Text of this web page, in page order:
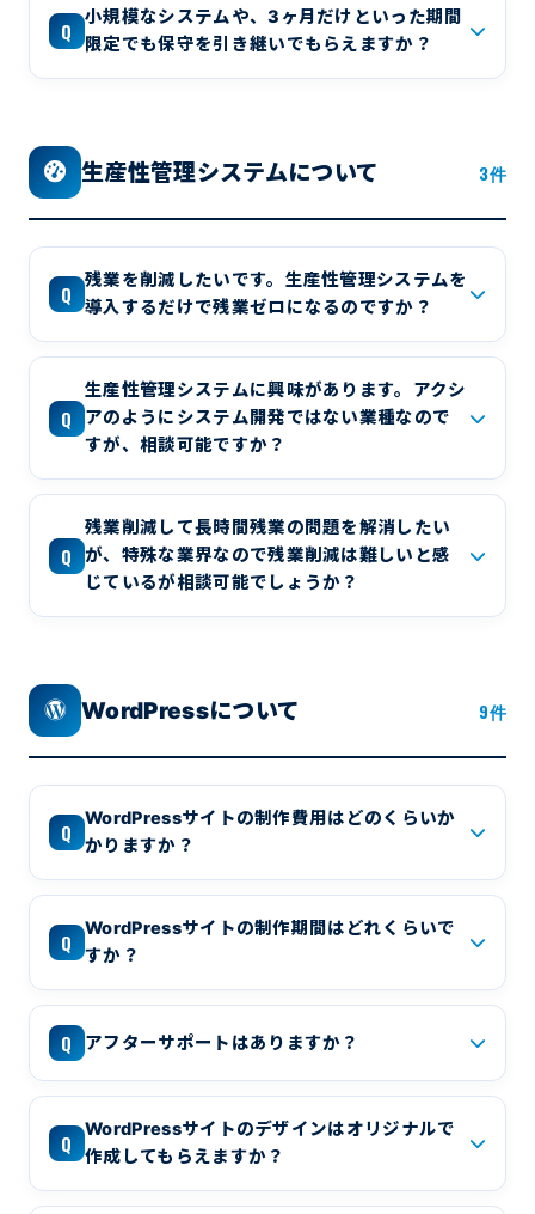
Q
小規模なシステムや、3ヶ月だけといった期間
限定でも保守を引き継いでもらえますか？
生産性管理システムについて 3件
Q
残業を削減したいです。生産性管理システムを
導入するだけで残業ゼロになるのですか？
Q
生産性管理システムに興味があります。アクシ
アのようにシステム開発ではない業種なので
すが、相談可能ですか？
Q
残業削減して長時間残業の問題を解消したい
が、特殊な業界なので残業削減は難しいと感
じているが相談可能でしょうか？
WordPressについて 9件
Q
WordPressサイトの制作費用はどのくらいか
かりますか？
Q
WordPressサイトの制作期間はどれくらいで
すか？
Q アフターサポートはありますか？
Q
WordPressサイトのデザインはオリジナルで
作成してもらえますか？